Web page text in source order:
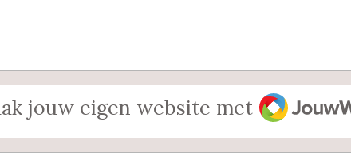
jouw eigen website met JouwWeb